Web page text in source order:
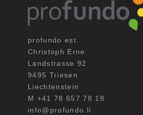
profundo est.
Christoph Erne
Landstrasse 92
9495 Triesen
Liechtenstein
M +41 78 657 78 18
info@profundo.li